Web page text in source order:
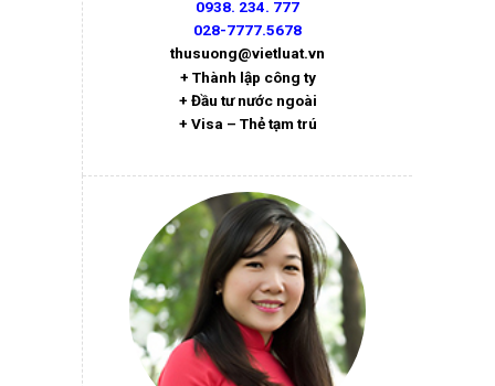
0938. 234. 777
028-7777.5678
thusuong@vietluat.vn
+ Thành lập công ty
+ Đầu tư nước ngoài
+ Visa – Thẻ tạm trú